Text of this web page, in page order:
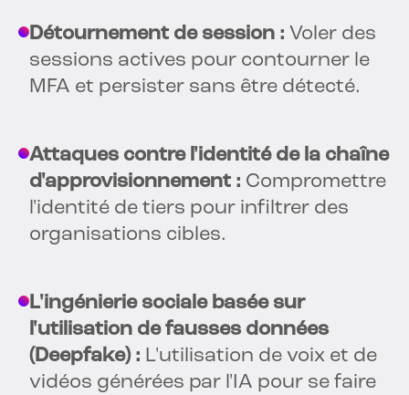
Détournement de session : Voler des
sessions actives pour contourner le
MFA et persister sans être détecté.
Attaques contre l'identité de la chaîne
d'approvisionnement : Compromettre
l'identité de tiers pour infiltrer des
organisations cibles.
L'ingénierie sociale basée sur
l'utilisation de fausses données
(Deepfake) : L'utilisation de voix et de
vidéos générées par l'IA pour se faire